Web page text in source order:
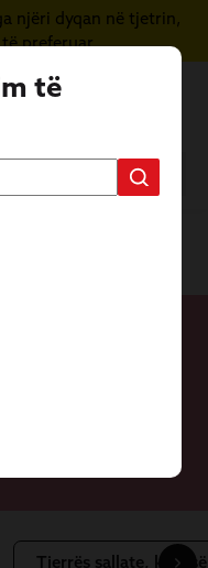
njëri dyqan në tjetrin,
preferuar
të
tryeza
Tjerrës sallate,